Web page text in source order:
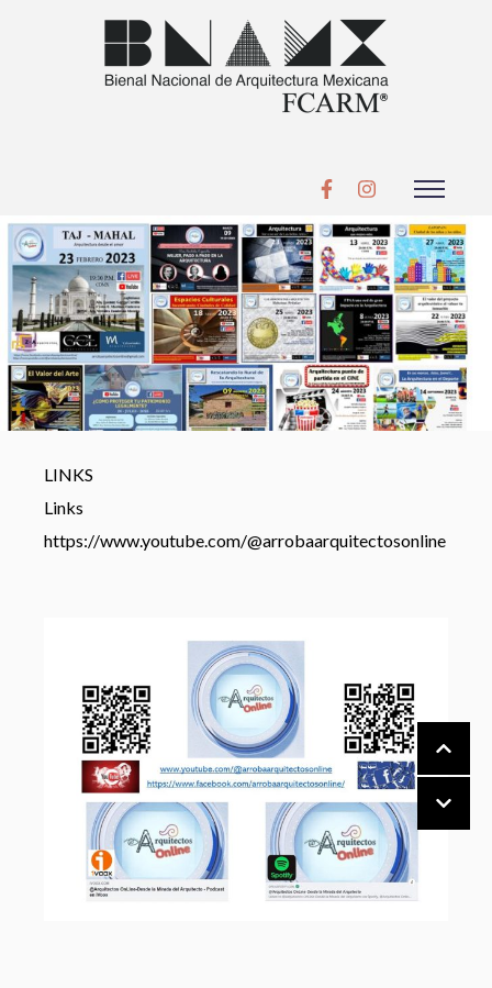
LINKS
Links
https://www.youtube.com/@arrobaarquitectosonline